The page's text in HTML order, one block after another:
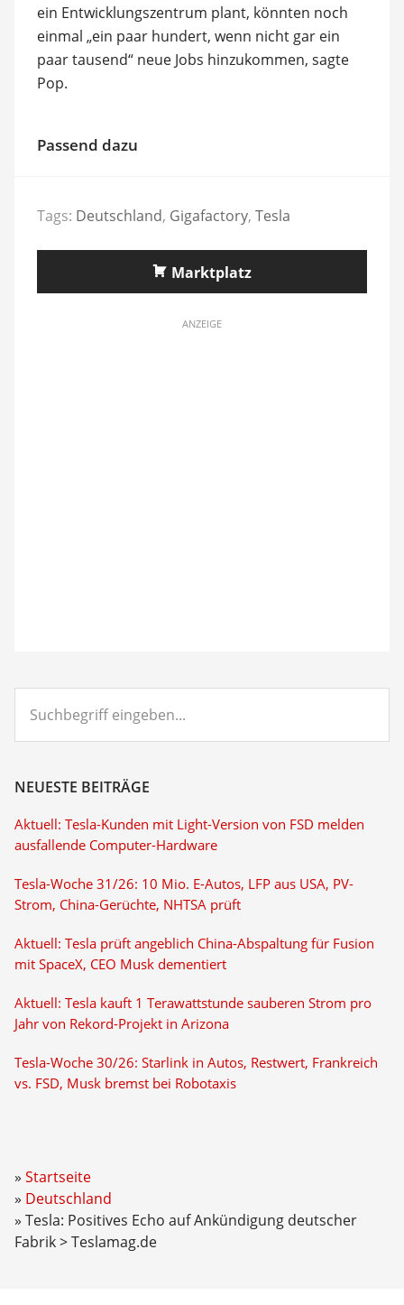
ein Entwicklungszentrum plant, könnten noch
einmal „ein paar hundert, wenn nicht gar ein
paar tausend“ neue Jobs hinzukommen, sagte
Pop.
Passend dazu
Tags: Deutschland, Gigafactory, Tesla
Marktplatz
ANZEIGE
eingeben...
NEUESTE BEITRÄGE
Aktuell: Tesla-Kunden mit Light-Version von FSD melden
ausfallende Computer-Hardware
Tesla-Woche 31/26: 10 Mio. E-Autos, LFP aus USA, PV-
Strom, China-Gerüchte, NHTSA prüft
Aktuell: Tesla prüft angeblich China-Abspaltung für Fusion
mit SpaceX, CEO Musk dementiert
Aktuell: Tesla kauft 1 Terawattstunde sauberen Strom pro
Jahr von Rekord-Projekt in Arizona
Tesla-Woche 30/26: Starlink in Autos, Restwert, Frankreich
vs. FSD, Musk bremst bei Robotaxis
Startseite
Deutschland
Tesla: Positives Echo auf Ankündigung deutscher
Fabrik > Teslamag.de